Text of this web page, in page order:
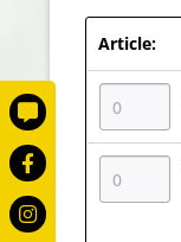
Article: